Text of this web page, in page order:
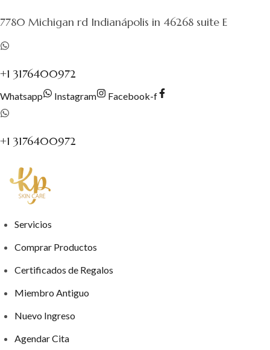
contenido
7780 Michigan rd Indianápolis in 46268 suite E
+1 3176400972
Whatsapp Instagram Facebook-f
+1 3176400972
Servicios
Comprar Productos
Certificados de Regalos
Miembro Antiguo
Nuevo Ingreso
Agendar Cita